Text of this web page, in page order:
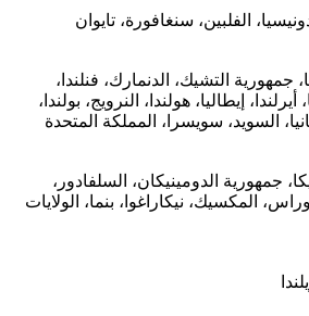
الفلبين، سنغافورة، تايوان
جمهورية التشيك، الدنمارك، فنلندا،
أيرلندا، إيطاليا، هولندا، النرويج، بولندا،
السويد، سويسرا، المملكة المتحدة
جمهورية الدومينيكان، السلفادور،
المكسيك، نيكاراغوا، بنما، الولايات